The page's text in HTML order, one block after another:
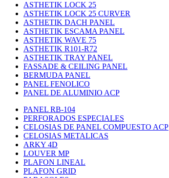
ASTHETIK LOCK 25
ASTHETIK LOCK 25 CURVER
ASTHETIK DACH PANEL
ASTHETIK ESCAMA PANEL
ASTHETIK WAVE 75
ASTHETIK R101-R72
ASTHETIK TRAY PANEL
FASSADE & CEILING PANEL
BERMUDA PANEL
PANEL FENOLICO
PANEL DE ALUMINIO ACP
PANEL RB-104
PERFORADOS ESPECIALES
CELOSIAS DE PANEL COMPUESTO ACP
CELOSIAS METALICAS
ARKY 4D
LOUVER MP
PLAFON LINEAL
PLAFON GRID